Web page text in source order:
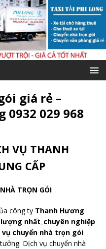
giá rẻ –
0932 029 968
VỤ THANH
CẤP
TRỌN GÓI
công ty Thanh Hương
nhất_chuyên nghiệp
vụ chuyển nhà trọn gói
Dịch vụ chuyển nhà